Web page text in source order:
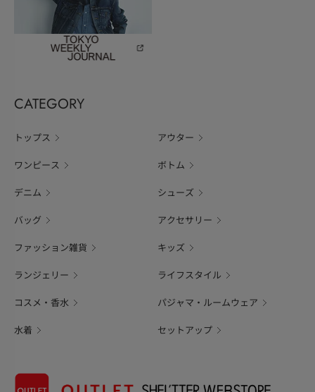
CATEGORY
トップス アウター
ワンピース ボトム
デニム シューズ
バッグ アクセサリー
ファッション雑貨 キッズ
ランジェリー ライフスタイル
コスメ・香水 パジャマ・ルームウェア
水着 セットアップ